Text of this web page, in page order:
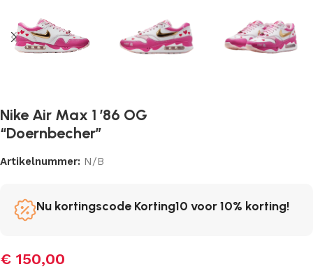
Nike Air Max 1 ’86 OG
“Doernbecher”
Artikelnummer: N/B
Nu kortingscode Korting10 voor 10% korting!
€ 150,00